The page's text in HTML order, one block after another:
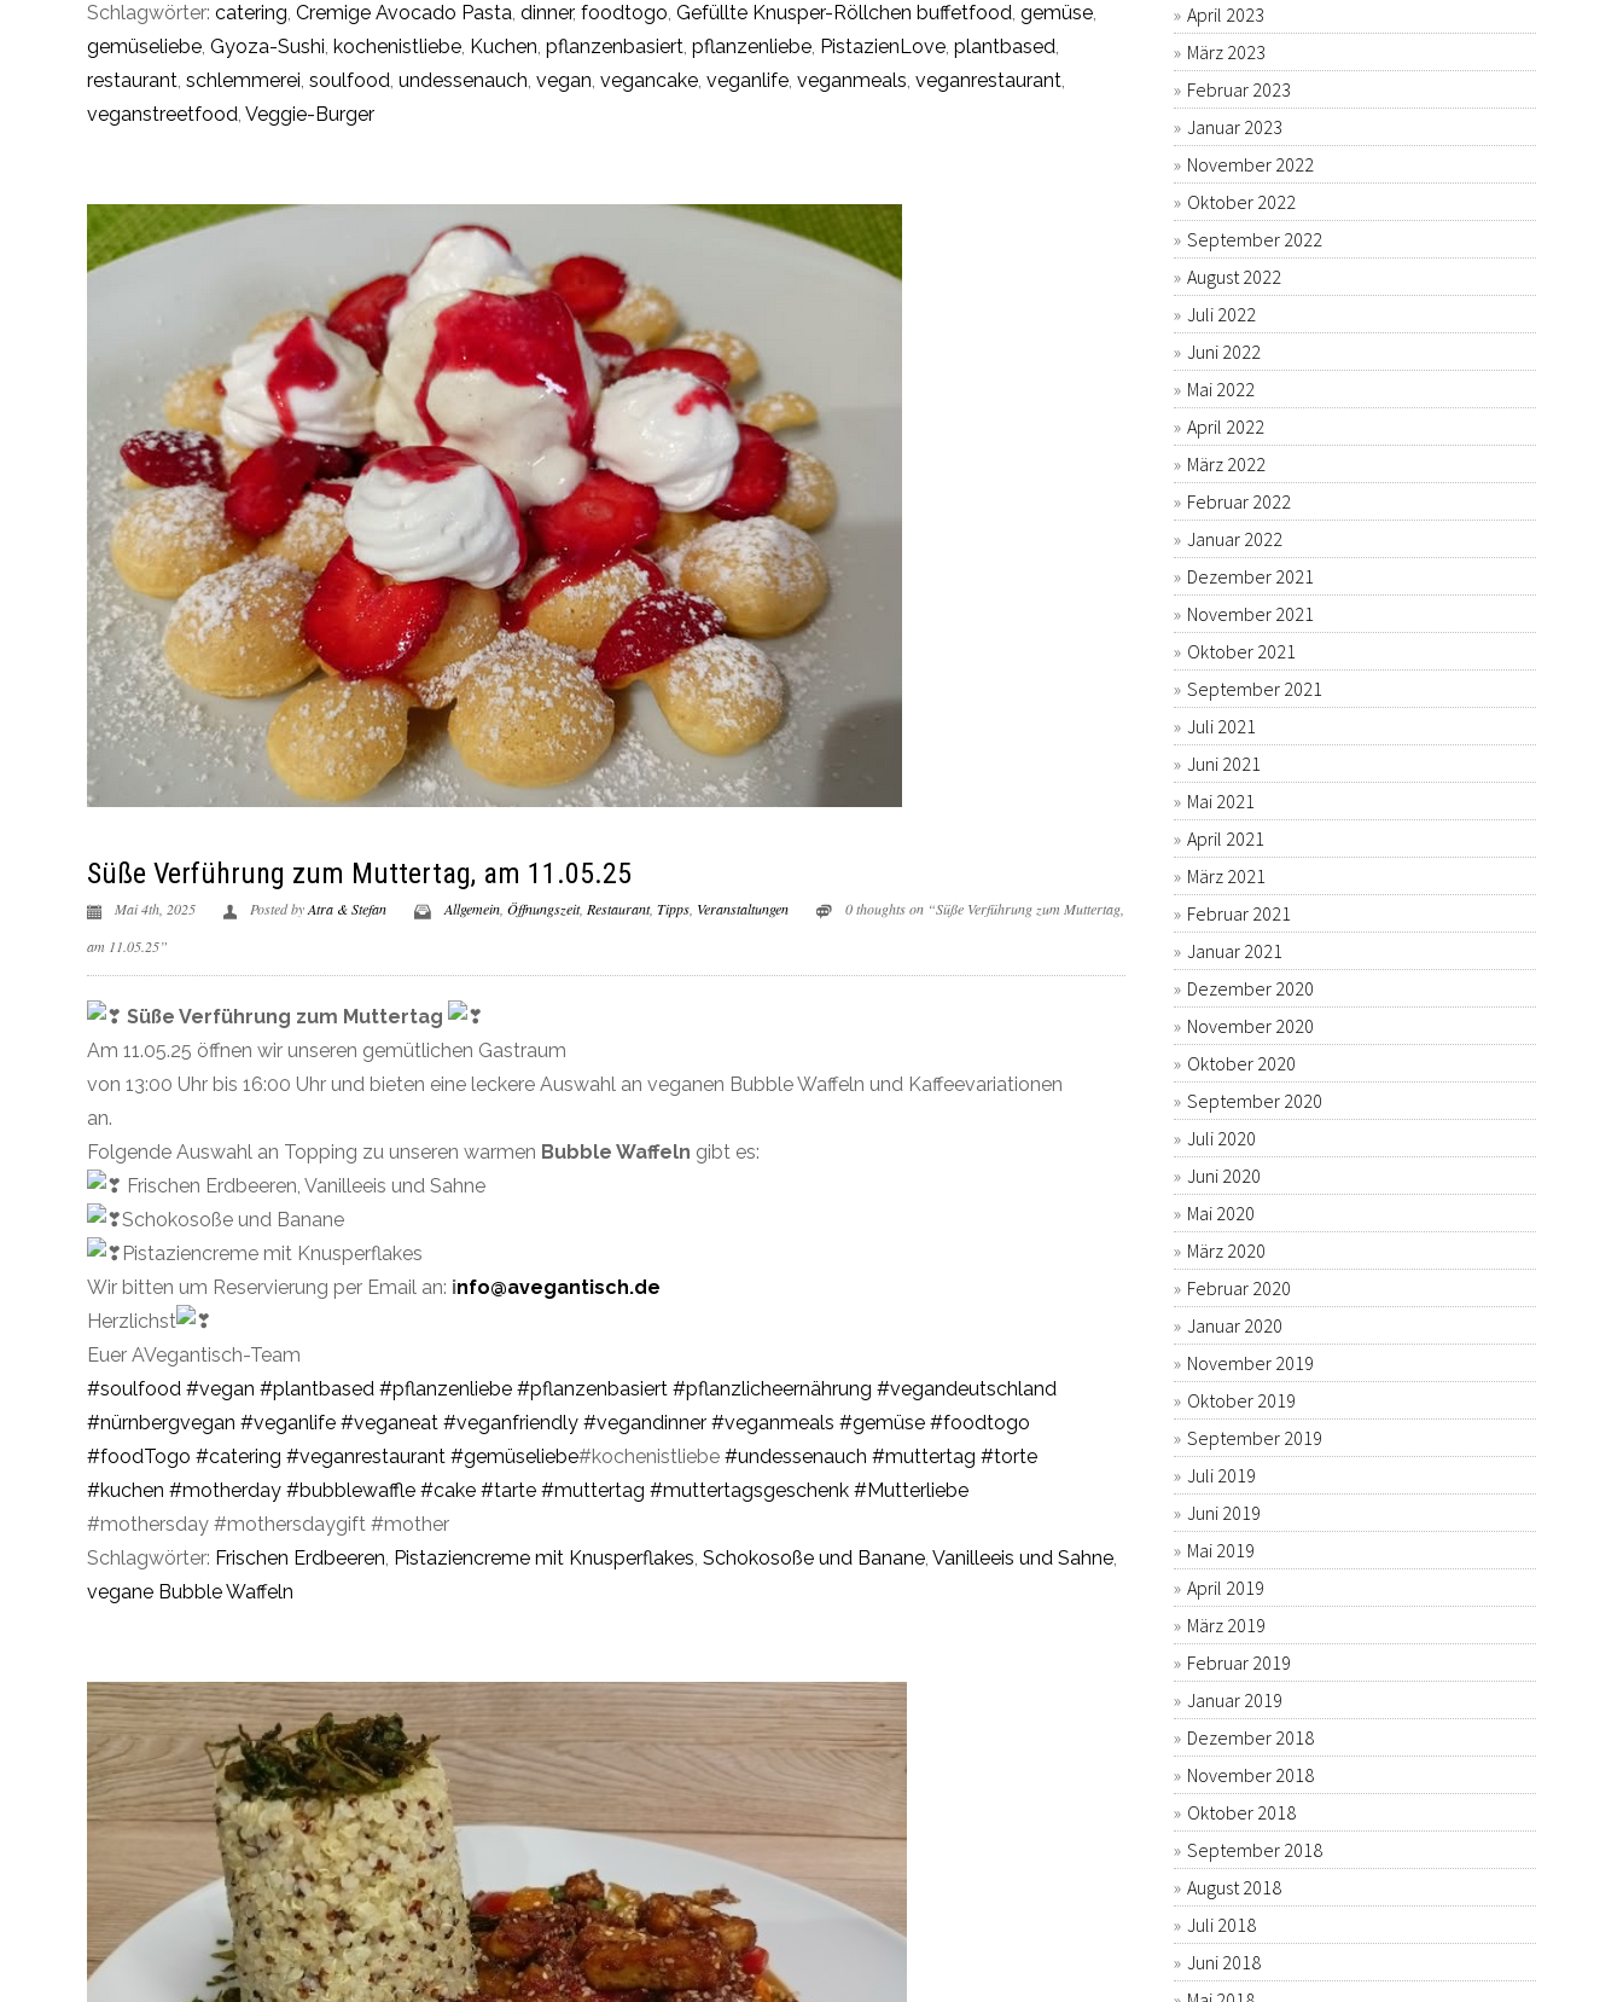
Schlagwörter: catering, Cremige Avocado Pasta, dinner, foodtogo, Gefüllte Knusper-Röllchen buffetfood, gemüse,
gemüseliebe, Gyoza-Sushi, kochenistliebe, Kuchen, pflanzenbasiert, pflanzenliebe, PistazienLove, plantbased,
restaurant, schlemmerei, soulfood, undessenauch, vegan, vegancake, veganlife, veganmeals, veganrestaurant,
veganstreetfood, Veggie-Burger
Süße Verführung zum Muttertag, am 11.05.25
Mai 4th, 2025 Posted byAtra & Stefan Allgemein, Öffnungszeit, Restaurant, Tipps, Veranstaltungen
0 thoughts on “Süße Verführung zum Muttertag,
am 11.05.25”
Süße Verführung zum Muttertag
Am 11.05.25 öffnen wir unseren gemütlichen Gastraum
von 13:00 Uhr bis 16:00 Uhr und bieten eine leckere Auswahl an veganen Bubble Waffeln und Kaffeevariationen
an.
Folgende Auswahl an Topping zu unseren warmen Bubble Waffeln gibt es:
Frischen Erdbeeren, Vanilleeis und Sahne
Schokosoße und Banane
Pistaziencreme mit Knusperflakes
Wir bitten um Reservierung per Email an: info@avegantisch.de
Herzlichst
Euer AVegantisch-Team
#soulfood #vegan #plantbased #pflanzenliebe #pflanzenbasiert #pflanzlicheernährung #vegandeutschland
#nürnbergvegan #veganlife #veganeat #veganfriendly #vegandinner #veganmeals #gemüse #foodtogo
#foodTogo #catering #veganrestaurant #gemüseliebe#kochenistliebe #undessenauch #muttertag #torte
#kuchen #motherday #bubblewaffle #cake #tarte #muttertag #muttertagsgeschenk #Mutterliebe
#mothersday #mothersdaygift #mother
Schlagwörter: Frischen Erdbeeren, Pistaziencreme mit Knusperflakes, Schokosoße und Banane, Vanilleeis und Sahne,
vegane Bubble Waffeln
April 2023
März 2023
Februar 2023
Januar 2023
November 2022
Oktober 2022
September 2022
August 2022
Juli 2022
Juni 2022
Mai 2022
April 2022
März 2022
Februar 2022
Januar 2022
Dezember 2021
November 2021
Oktober 2021
September 2021
Juli 2021
Juni 2021
Mai 2021
April 2021
März 2021
Februar 2021
Januar 2021
Dezember 2020
November 2020
Oktober 2020
September 2020
Juli 2020
Juni 2020
Mai 2020
März 2020
Februar 2020
Januar 2020
November 2019
Oktober 2019
September 2019
Juli 2019
Juni 2019
Mai 2019
April 2019
März 2019
Februar 2019
Januar 2019
Dezember 2018
November 2018
Oktober 2018
September 2018
August 2018
Juli 2018
Juni 2018